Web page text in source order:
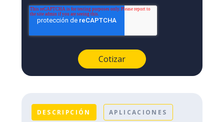
DESCRIPCIÓN APLICACIONES